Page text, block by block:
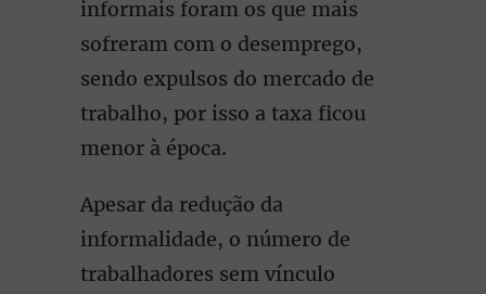
informais foram os que mais
sofreram com o desemprego,
sendo expulsos do mercado de
trabalho, por isso a taxa ficou
menor à época.
Apesar da redução da
informalidade, o número de
trabalhadores sem vínculo